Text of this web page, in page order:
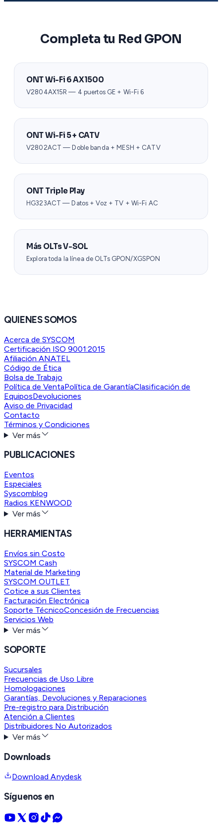
Completa tu Red GPON
ONT Wi-Fi 6 AX1500
V2804AX15R — 4 puertos GE + Wi-Fi 6
ONT Wi-Fi 5 + CATV
V2802ACT — Doble banda + MESH + CATV
ONT Triple Play
HG323ACT — Datos + Voz + TV + Wi-Fi AC
Más OLTs V-SOL
Explora toda la línea de OLTs GPON/XGSPON
QUIENES SOMOS
Acerca de SYSCOM
Certificación ISO 9001:2015
Afiliación ANATEL
Código de Ética
Bolsa de Trabajo
Política de VentaPolítica de GarantíaClasificación de
EquiposDevoluciones
Aviso de Privacidad
Contacto
Términos y Condiciones
Ver más
PUBLICACIONES
Eventos
Especiales
Syscomblog
Radios KENWOOD
Ver más
HERRAMIENTAS
Envíos sin Costo
SYSCOM Cash
Material de Marketing
SYSCOM OUTLET
Cotice a sus Clientes
Facturación Electrónica
Soporte TécnicoConcesión de Frecuencias
Servicios Web
Ver más
SOPORTE
Sucursales
Frecuencias de Uso Libre
Homologaciones
Garantías, Devoluciones y Reparaciones
Pre-registro para Distribución
Atención a Clientes
Distribuidores No Autorizados
Ver más
Downloads
Download Anydesk
Síguenos en